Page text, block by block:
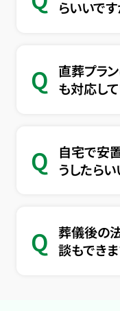
らいいです
Q
直葬プラ
も対応し
Q
自宅で安
うしたら
Q 葬儀後の
談もでき